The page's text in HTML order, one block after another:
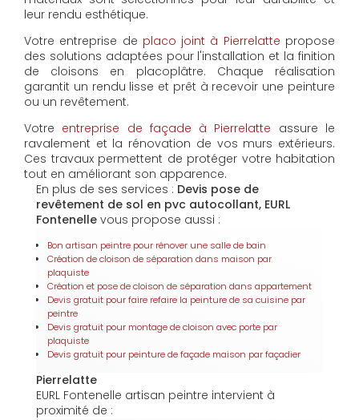
leur rendu esthétique.
Votre entreprise de placo joint à Pierrelatte propose
des solutions adaptées pour l'installation et la finition
de cloisons en placoplâtre. Chaque réalisation
garantit un rendu lisse et prêt à recevoir une peinture
ou un revêtement.
Votre entreprise de façade à Pierrelatte assure le
ravalement et la rénovation de vos murs extérieurs.
Ces travaux permettent de protéger votre habitation
tout en améliorant son apparence.
En plus de ses services : Devis pose de
revêtement de sol en pvc autocollant, EURL
Fontenelle vous propose aussi :
Bon artisan peintre pour rénover une salle de bain
Création de cloison de séparation dans maison par
plaquiste
Création et pose de cloison de séparation dans appartement
Devis gratuit pour faire refaire la peinture de sa cuisine par
peintre
Devis gratuit pour montage de cloison avec porte par
plaquiste
Devis gratuit pour peinture de façade maison par façadier
Pierrelatte
EURL Fontenelle artisan peintre intervient à
proximité de :